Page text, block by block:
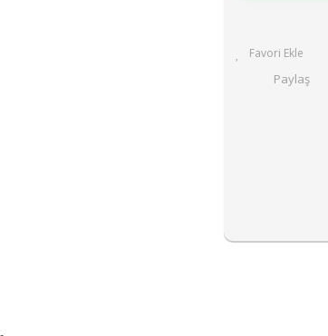
Paylaş